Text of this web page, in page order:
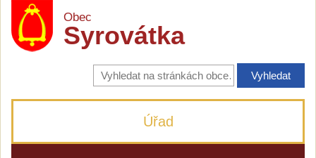
Obec
Syrovátka
Vyhledávání
na
stránkách
Úřad